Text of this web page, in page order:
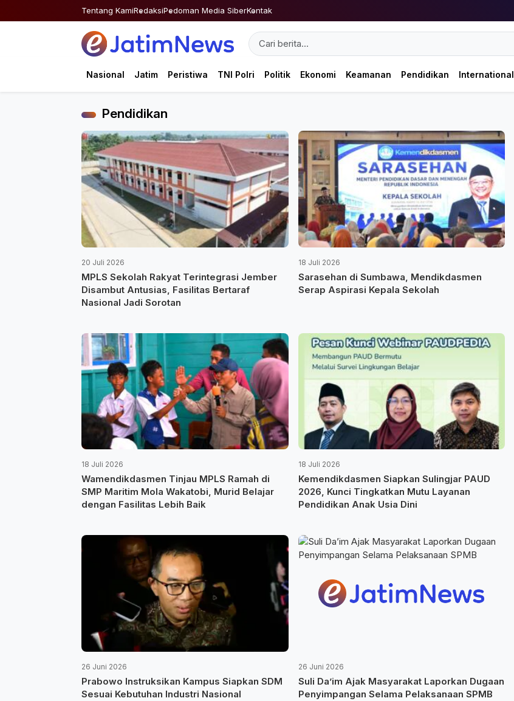
to
Tentang KamiRedaksiPedoman Media SiberKontak
Nasional Jatim Peristiwa TNI Polri Politik Ekonomi Keamanan Pendidikan International
Pendidikan
20 Juli 2026
MPLS Sekolah Rakyat Terintegrasi Jember
Disambut Antusias, Fasilitas Bertaraf
Nasional Jadi Sorotan
18 Juli 2026
Sarasehan di Sumbawa, Mendikdasmen
Serap Aspirasi Kepala Sekolah
18 Juli 2026
Wamendikdasmen Tinjau MPLS Ramah di
SMP Maritim Mola Wakatobi, Murid Belajar
dengan Fasilitas Lebih Baik
18 Juli 2026
Kemendikdasmen Siapkan Sulingjar PAUD
2026, Kunci Tingkatkan Mutu Layanan
Pendidikan Anak Usia Dini
26 Juni 2026
Prabowo Instruksikan Kampus Siapkan SDM
Sesuai Kebutuhan Industri Nasional
26 Juni 2026
Suli Da’im Ajak Masyarakat Laporkan Dugaan
Penyimpangan Selama Pelaksanaan SPMB